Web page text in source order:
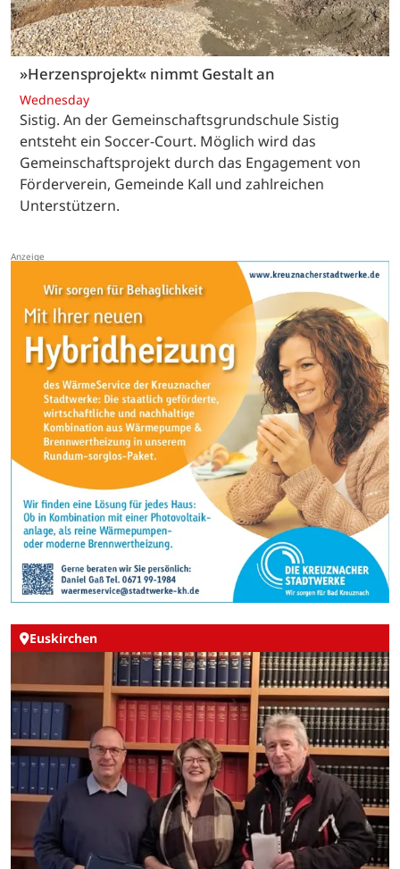
»Herzensprojekt« nimmt Gestalt an
Wednesday
Sistig. An der Gemeinschaftsgrundschule Sistig
entsteht ein Soccer-Court. Möglich wird das
Gemeinschaftsprojekt durch das Engagement von
Förderverein, Gemeinde Kall und zahlreichen
Unterstützern.
Euskirchen